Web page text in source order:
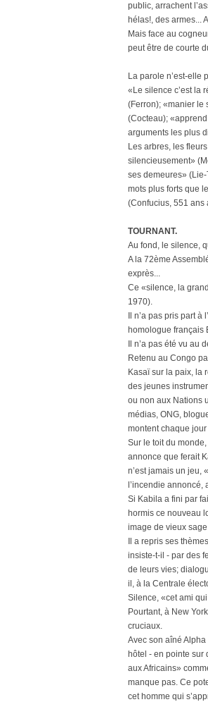
public, arrachent
hélas!, des armes...
Mais face au
peut être de courte
La parole n’est-elle
«Le silence c’est la
(Ferron); «manier le
(Cocteau);
arguments les plus
Les arbres, les
silencieusement»
ses demeures»
mots plus forts que
(Confucius, 551 ans
TOURNANT.
Au fond, le silence,
A la 72ème
exprès...
Ce «silence, la
1970).
Il n’a pas pris part
homologue français
Il n’a pas été vu
Retenu au Congo
Kasaï sur la paix, la
des jeunes
ou non aux Nations
médias, ONG,
montent chaque
Sur le toit du
annonce que ferait
n’est jamais un jeu,
l’incendie
Si Kabila a fini par
hormis ce nouveau
image de vieux
Il a repris ses
insiste-t-il - par des
de leurs vies;
il, à la Centrale
Silence, «cet ami
Pourtant, à New
cruciaux.
Avec son aîné
hôtel - en pointe sur
aux Africains»
manque pas. Ce
cet homme qui